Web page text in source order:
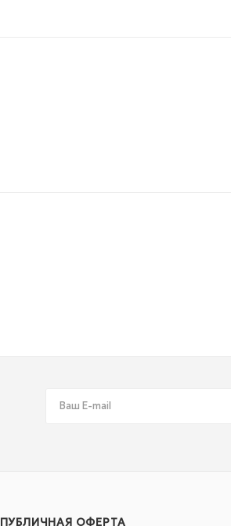
ПУБЛИЧНАЯ ОФЕРТА